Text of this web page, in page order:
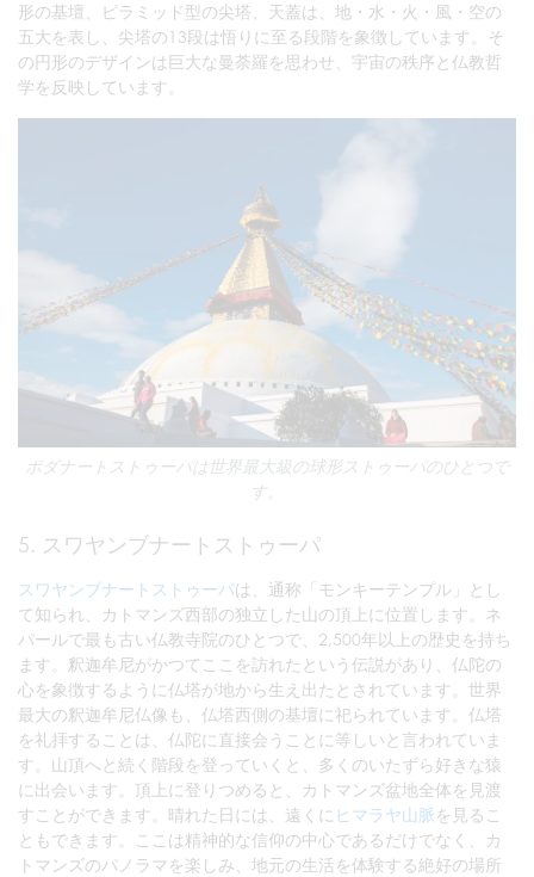
形の基壇、ピラミッド型の尖塔、天蓋は、地・水・火・風・空の
五大を表し、尖塔の13段は悟りに至る段階を象徴しています。そ
の円形のデザインは巨大な曼荼羅を思わせ、宇宙の秩序と仏教哲
学を反映しています。
ボダナートストゥーパは世界最大級の球形ストゥーパのひとつで
す。
5. スワヤンブナートストゥーパ
スワヤンブナートストゥーパは、通称「モンキーテンプル」とし
て知られ、カトマンズ西部の独立した山の頂上に位置します。ネ
パールで最も古い仏教寺院のひとつで、2,500年以上の歴史を持ち
ます。釈迦牟尼がかつてここを訪れたという伝説があり、仏陀の
心を象徴するように仏塔が地から生え出たとされています。世界
最大の釈迦牟尼仏像も、仏塔西側の基壇に祀られています。仏塔
を礼拝することは、仏陀に直接会うことに等しいと言われていま
す。山頂へと続く階段を登っていくと、多くのいたずら好きな猿
に出会います。頂上に登りつめると、カトマンズ盆地全体を見渡
すことができます。晴れた日には、遠くに ヒマラヤ山脈を見るこ
ともできます。ここは精神的な信仰の中心であるだけでなく、カ
トマンズのパノラマを楽しみ、地元の生活を体験する絶好の場所